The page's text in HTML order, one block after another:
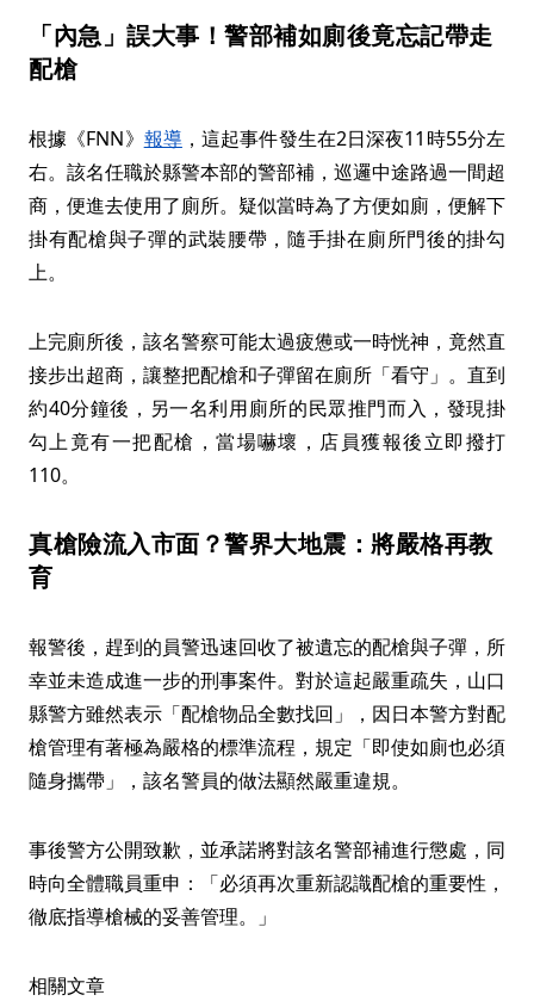
「內急」誤大事！警部補如廁後竟忘記帶走
配槍
根據《FNN》 報導，這起事件發生在2日深夜11時55分左
右。該名任職於縣警本部的警部補，巡邏中途路過一間超
商，便進去使用了廁所。疑似當時為了方便如廁，便解下
掛有配槍與子彈的武裝腰帶，隨手掛在廁所門後的掛勾
上。
上完廁所後，該名警察可能太過疲憊或一時恍神，竟然直
接步出超商，讓整把配槍和子彈留在廁所「看守」。直到
約40分鐘後，另一名利用廁所的民眾推門而入，發現掛
勾上竟有一把配槍，當場嚇壞，店員獲報後立即撥打
110。
真槍險流入市面？警界大地震：將嚴格再教
育
報警後，趕到的員警迅速回收了被遺忘的配槍與子彈，所
幸並未造成進一步的刑事案件。對於這起嚴重疏失，山口
縣警方雖然表示「配槍物品全數找回」，因日本警方對配
槍管理有著極為嚴格的標準流程，規定「即使如廁也必須
隨身攜帶」，該名警員的做法顯然嚴重違規。
事後警方公開致歉，並承諾將對該名警部補進行懲處，同
時向全體職員重申：「必須再次重新認識配槍的重要性，
徹底指導槍械的妥善管理。」
相關文章